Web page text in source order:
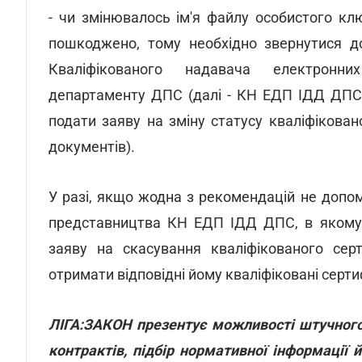
- чи змінювалось ім'я файлу особистого
пошкоджено, тому необхідно звернутися
Кваліфікованого надавача
департаменту ДПС (далі - КН ЕДП ІДД ДПС),
подати заяву на зміну статусу
документів).
У разі, якщо жодна з рекомендацій не
представництва КН ЕДП ІДД ДПС, в якому
заяву на скасування кваліфікованого
отримати відповідні йому кваліфіковані
ЛІГА:ЗАКОН презентує можливості штучного
контрактів, підбір нормативної